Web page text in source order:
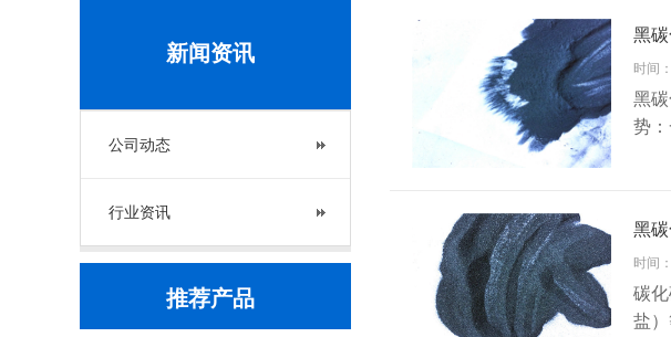
新闻资讯
公司动态
行业资讯
推荐产品
黑
时间
黑
势
黑
时间
碳
盐